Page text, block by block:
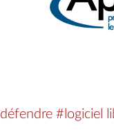
#logiciel